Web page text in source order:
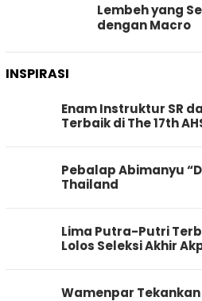
Lembeh yang
dengan Macro
INSPIRASI
Enam Instruktur SR
Terbaik di The 17th
Pebalap Abimanyu
Thailand
Lima Putra-Putri
Lolos Seleksi Akhir
Wamenpar